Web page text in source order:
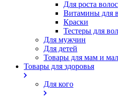
Для роста волос
Витамины для
Краски
Тестеры для
Для мужчин
Для детей
Товары для мам и
Товары для здоровья
Для кого